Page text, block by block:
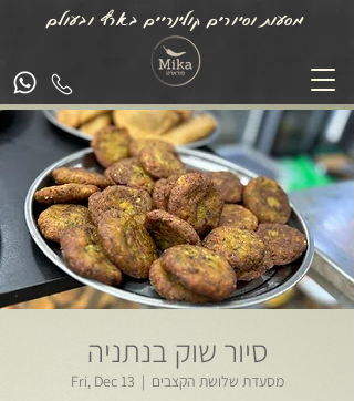
מסעות וסיורים קולינריים בארץ ובעולם
סיור שוק בנתניה
Fri, Dec 13
  |
מסעדת שלושת הקצבים